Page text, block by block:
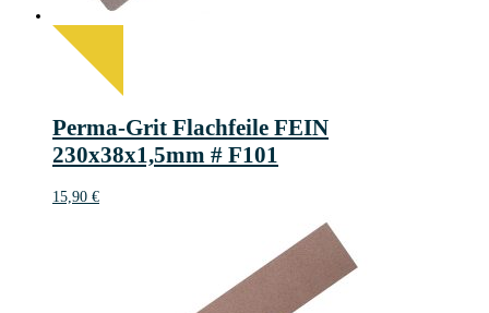
Perma-Grit Flachfeile FEIN
230x38x1,5mm # F101
15,90 €